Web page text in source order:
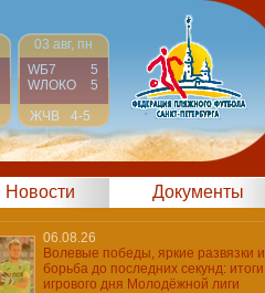
03 авг, пн
WБ7
5
WЛОКО
5
ЖЧВ
4-5
Новости Документы
06.08.26
Волевые победы, яркие развязки и
борьба до последних секунд: итоги
игрового дня Молодёжной лиги